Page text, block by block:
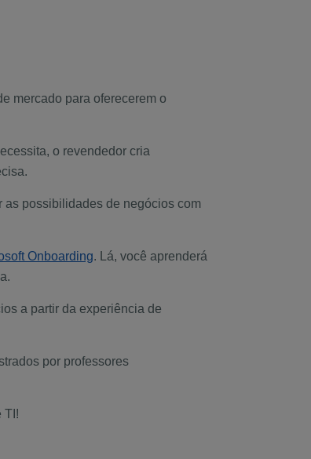
mercado para oferecerem o
o revendedor cria
as possibilidades de negócios com
Onboarding. Lá, você aprenderá
a partir da experiência de
por professores
TI!